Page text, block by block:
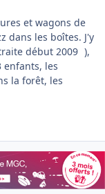
et wagons de
dans les boîtes. J'y
début 2009 ),
enfants, les
la forêt, les